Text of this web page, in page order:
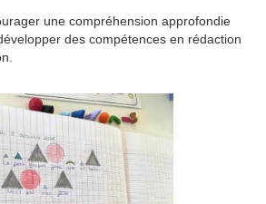
une compréhension approfondie
des compétences en rédaction